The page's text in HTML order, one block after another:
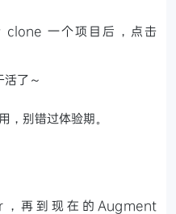
clone 一个项目后，点击
活了～
别错过体验期。
，再到现在的Augment